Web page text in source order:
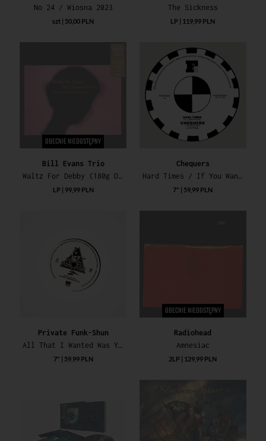
No 24 / Wiosna 2023
szt | 50,00 PLN
The Sickness
LP | 119,99 PLN
OBECNIE NIEDOSTĘPNY
Bill Evans Trio
Waltz For Debby (180g Deluxe Gatefold Edition)
LP | 99,99 PLN
Chequers
Hard Times / If You Want My Love
7" | 59,99 PLN
Private Funk-Shun
All That I Wanted Was You / Fantasy
7" | 59,99 PLN
OBECNIE NIEDOSTĘPNY
Radiohead
Amnesiac
2LP | 129,99 PLN